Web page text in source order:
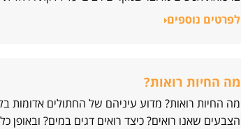
לפרטים נוספים
מה החיות רואות?
מה החיות רואות? מדוע עיניהם של החתולים אדומות
הצבעים שאנו רואים? כיצד רואים דגים במים?